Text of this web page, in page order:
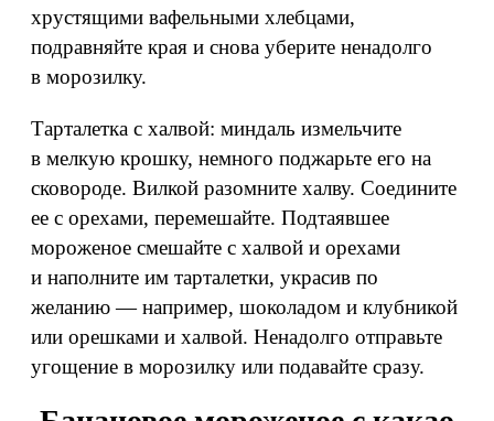
хрустящими вафельными хлебцами,
подравняйте края и снова уберите ненадолго
в морозилку.
Тарталетка с халвой: миндаль измельчите
в мелкую крошку, немного поджарьте его на
сковороде. Вилкой разомните халву. Соедините
ее с орехами, перемешайте. Подтаявшее
мороженое смешайте с халвой и орехами
и наполните им тарталетки, украсив по
желанию — например, шоколадом и клубникой
или орешками и халвой. Ненадолго отправьте
угощение в морозилку или подавайте сразу.